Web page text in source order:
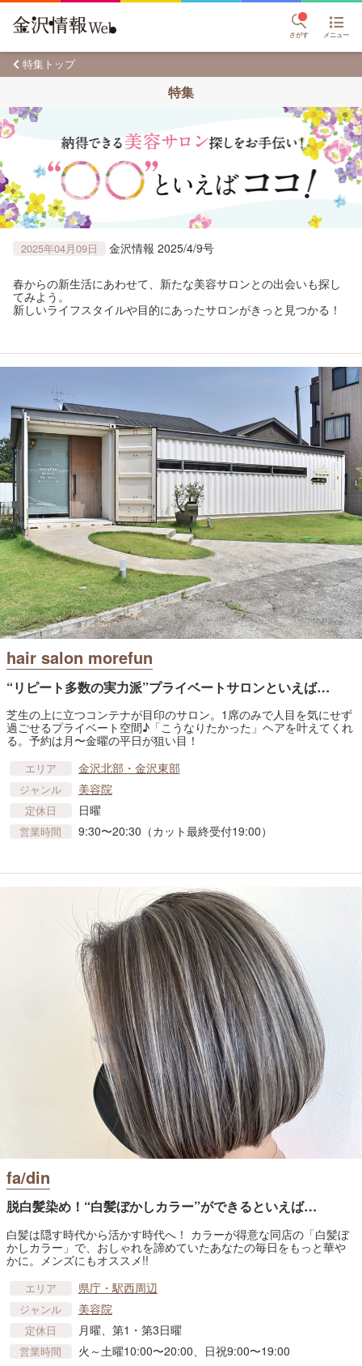
さがす メニュー
特集トップ
特集
2025年04月09日 金沢情報 2025/4/9号
春からの新生活にあわせて、新たな美容サロンとの出会いも探し
てみよう。
新しいライフスタイルや目的にあったサロンがきっと見つかる！
hair salon morefun
“リピート多数の実力派”プライベートサロンといえば…
芝生の上に立つコンテナが目印のサロン。1席のみで人目を気にせず
過ごせるプライベート空間♪「こうなりたかった」ヘアを叶えてくれ
る。予約は月〜金曜の平日が狙い目！
エリア 金沢北部・金沢東部
ジャンル 美容院
定休日 日曜
営業時間 9:30〜20:30（カット最終受付19:00）
fa/din
脱白髪染め！“白髪ぼかしカラー”ができるといえば…
白髪は隠す時代から活かす時代へ！ カラーが得意な同店の「白髪ぼ
かしカラー」で、おしゃれを諦めていたあなたの毎日をもっと華や
かに。メンズにもオススメ!!
エリア 県庁・駅西周辺
ジャンル 美容院
定休日 月曜、第1・第3日曜
営業時間 火～土曜10:00〜20:00、日祝9:00〜19:00